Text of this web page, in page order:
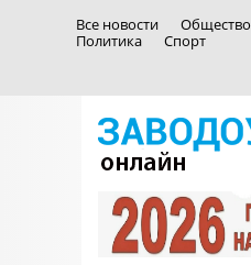
Все новости Общество
Политика
Спорт